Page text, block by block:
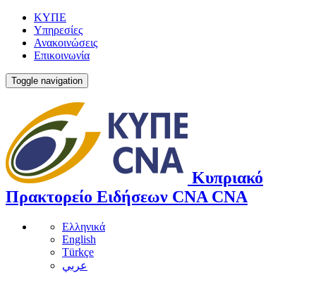
ΚΥΠΕ
Υπηρεσίες
Ανακοινώσεις
Επικοινωνία
Toggle navigation
Κυπριακό
Πρακτορείο Ειδήσεων CNA CNA
Ελληνικά
English
Türkçe
عربي